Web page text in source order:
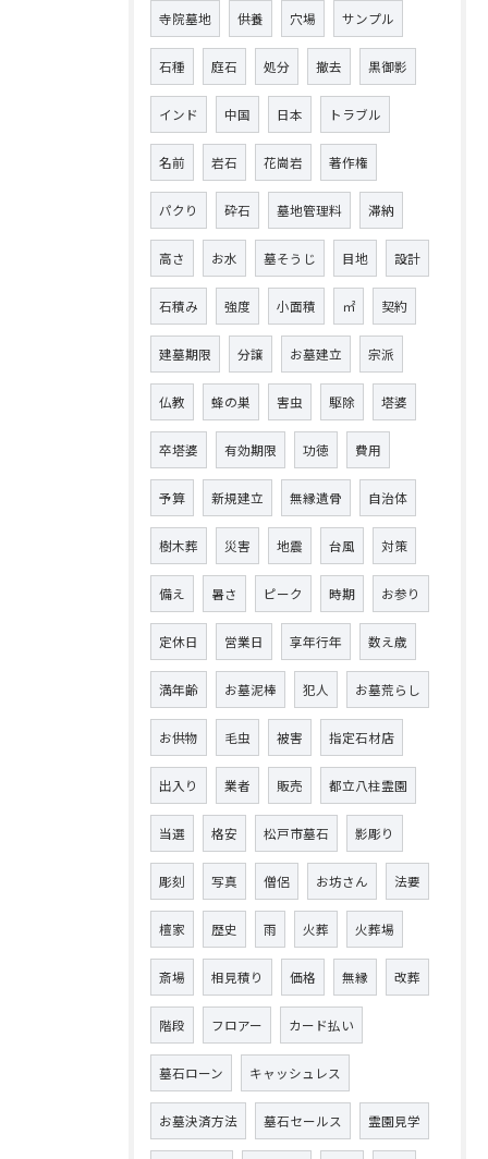
寺院墓地 供養 穴場 サンプル
石種 庭石 処分 撤去 黒御影
インド 中国 日本 トラブル
名前 岩石 花崗岩 著作権
パクり 砕石 墓地管理料 滞納
高さ お水 墓そうじ 目地 設計
石積み 強度 小面積 ㎡ 契約
建墓期限 分譲 お墓建立 宗派
仏教 蜂の巣 害虫 駆除 塔婆
卒塔婆 有効期限 功徳 費用
予算 新規建立 無縁遺骨 自治体
樹木葬 災害 地震 台風 対策
備え 暑さ ピーク 時期 お参り
定休日 営業日 享年行年 数え歳
満年齢 お墓泥棒 犯人 お墓荒らし
お供物 毛虫 被害 指定石材店
出入り 業者 販売 都立八柱霊園
当選 格安 松戸市墓石 影彫り
彫刻 写真 僧侶 お坊さん 法要
檀家 歴史 雨 火葬 火葬場
斎場 相見積り 価格 無縁 改葬
階段 フロアー カード払い
墓石ローン キャッシュレス
お墓決済方法 墓石セールス 霊園見学